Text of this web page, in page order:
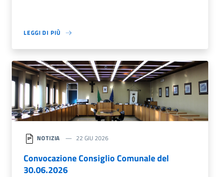
LEGGI DI PIÙ
NOTIZIA 22 GIU 2026
Convocazione Consiglio Comunale del
30.06.2026